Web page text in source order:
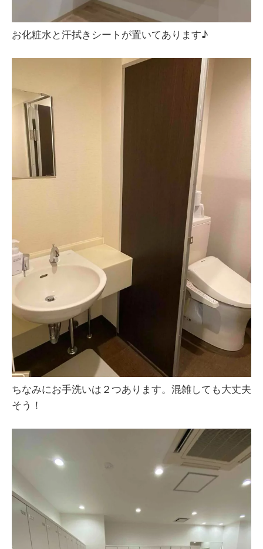
お化粧水と汗拭きシートが置いてあります♪
ちなみにお手洗いは２つあります。混雑しても大丈夫
そう！